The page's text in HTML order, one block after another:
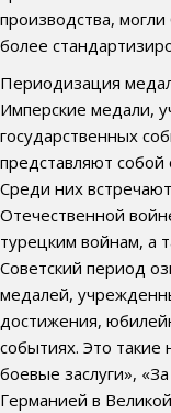
производства,
более
Периодизация
Имперские медали,
государственных
представляют собой
Среди них
Отечественной
турецким войнам, а
Советский период
медалей,
достижения,
событиях. Это такие
боевые заслуги»,
Германией в